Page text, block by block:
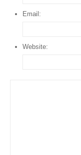
Email:
Website: